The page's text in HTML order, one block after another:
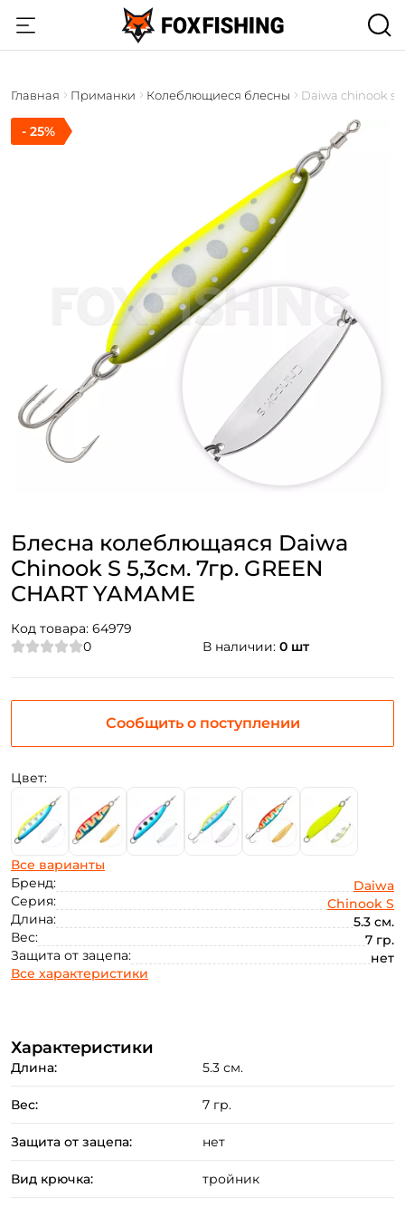
Главная Приманки Колеблющиеся блесны Daiwa chinook s
Блесна колеблющаяся Daiwa
Chinook S 5,3см. 7гр. GREEN
CHART YAMAME
Код товара: 64979
0
В наличии: 0 шт
- 25%
Цвет:
Все варианты
Бренд:
Daiwa
Серия:
Chinook S
Длина:
5.3 см.
Вес:
7 гр.
Защита от зацепа:
нет
Все характеристики
Сообщить о поступлении
Характеристики
Длина: 5.3 см.
Вес: 7 гр.
Защита от зацепа: нет
Вид крючка: тройник
Создать аккаунт